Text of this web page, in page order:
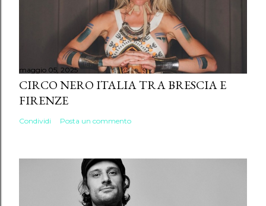
maggio 05, 2025
CIRCO NERO ITALIA TRA BRESCIA E
FIRENZE
Condividi Posta un commento